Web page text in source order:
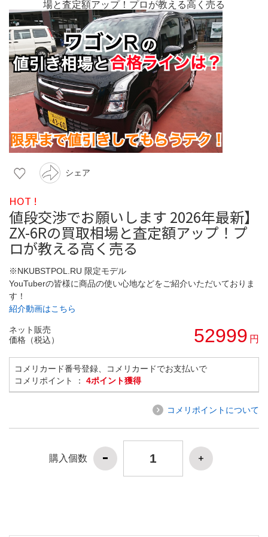
シェア
HOT !
値段交渉でお願いします 2026年最新】
ZX-6Rの買取相場と査定額アップ！プ
ロが教える高く売る
※NKUBSTPOL.RU 限定モデル
YouTuberの皆様に商品の使い心地などをご紹介いただいておりま
す！
紹介動画はこちら
ネット販売
価格（税込）
52999 円
コメリカード番号登録、コメリカードでお支払いで
コメリポイント ： 4ポイント獲得
コメリポイントについて
購入個数